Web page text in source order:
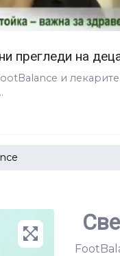
прегледи на
и